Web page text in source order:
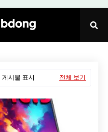
게시물 표시 전체 보기